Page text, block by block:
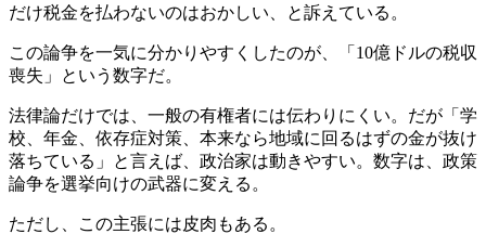
だけ税金を払わないのはおかしい、と訴えている。
この論争を一気に分かりやすくしたのが、「10億ドルの税収
喪失」という数字だ。
法律論だけでは、一般の有権者には伝わりにくい。だが「学
校、年金、依存症対策、本来なら地域に回るはずの金が抜け
落ちている」と言えば、政治家は動きやすい。数字は、政策
論争を選挙向けの武器に変える。
ただし、この主張には皮肉もある。